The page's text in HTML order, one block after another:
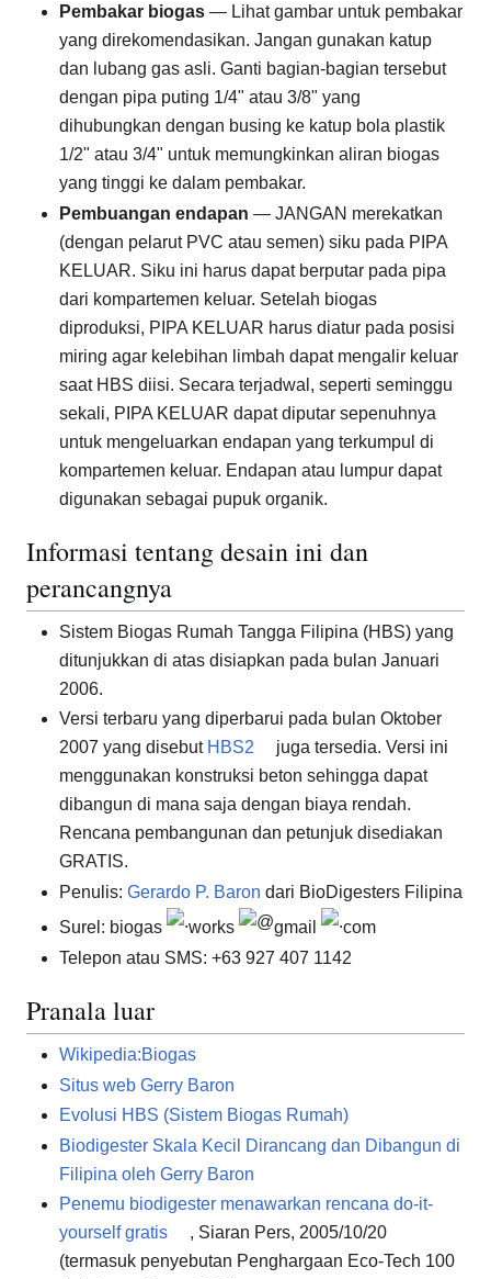
Pembakar biogas — Lihat gambar untuk pembakar
yang direkomendasikan. Jangan gunakan katup
dan lubang gas asli. Ganti bagian-bagian tersebut
dengan pipa puting 1/4" atau 3/8" yang
dihubungkan dengan busing ke katup bola plastik
1/2" atau 3/4" untuk memungkinkan aliran biogas
yang tinggi ke dalam pembakar.
Pembuangan endapan — JANGAN merekatkan
(dengan pelarut PVC atau semen) siku pada PIPA
KELUAR. Siku ini harus dapat berputar pada pipa
dari kompartemen keluar. Setelah biogas
diproduksi, PIPA KELUAR harus diatur pada posisi
miring agar kelebihan limbah dapat mengalir keluar
saat HBS diisi. Secara terjadwal, seperti seminggu
sekali, PIPA KELUAR dapat diputar sepenuhnya
untuk mengeluarkan endapan yang terkumpul di
kompartemen keluar. Endapan atau lumpur dapat
digunakan sebagai pupuk organik.
Informasi tentang desain ini dan
perancangnya
Sistem Biogas Rumah Tangga Filipina (HBS) yang
ditunjukkan di atas disiapkan pada bulan Januari
2006.
Versi terbaru yang diperbarui pada bulan Oktober
2007 yang disebut HBS2
juga tersedia. Versi ini
menggunakan konstruksi beton sehingga dapat
dibangun di mana saja dengan biaya rendah.
Rencana pembangunan dan petunjuk disediakan
GRATIS.
Penulis: Gerardo P. Baron dari BioDigesters Filipina
Surel: biogas
works gmail
com
Telepon atau SMS: +63 927 407 1142
Pranala luar
Wikipedia:Biogas
Situs web Gerry Baron
Evolusi HBS (Sistem Biogas Rumah)
Biodigester Skala Kecil Dirancang dan Dibangun di
Filipina oleh Gerry Baron
Penemu biodigester menawarkan rencana do-it-
yourself gratis
, Siaran Pers, 2005/10/20
(termasuk penyebutan Penghargaan Eco-Tech 100